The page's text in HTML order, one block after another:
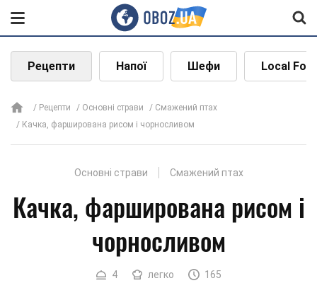
Рецепти Напої Шефи Local
Рецепти Основні страви
Смажений птах
Качка, фарширована рисом і чорносливом
Основні страви Смажений птах
Качка, фарширована рисом і
чорносливом
4 легко
165